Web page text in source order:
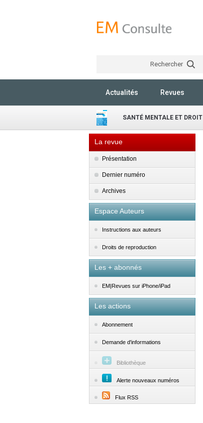
Rechercher
Actualités Revues
SANTÉ MENTALE ET DROIT
La revue
Présentation
Dernier numéro
Archives
Espace Auteurs
Instructions aux auteurs
Droits de reproduction
Les + abonnés
EM|Revues sur iPhone/iPad
Les actions
Abonnement
Demande d'informations
Bibliothèque
Alerte nouveaux numéros
Flux RSS